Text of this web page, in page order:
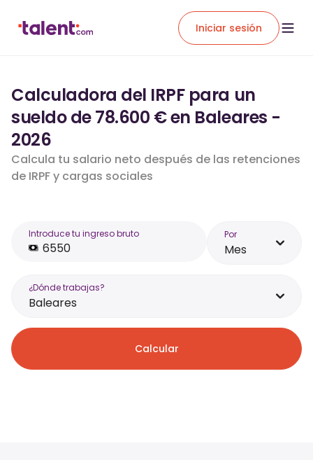
Iniciar sesión
Calculadora del IRPF para un
sueldo de 78.600 € en Baleares -
2026
Calcula tu salario neto después de las retenciones
de IRPF y cargas sociales
Introduce tu ingreso bruto Por
Mes
¿Dónde trabajas?
Baleares
Calcular